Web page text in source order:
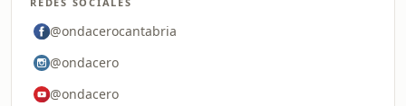
@ondacerocantabria
@ondacero
@ondacero